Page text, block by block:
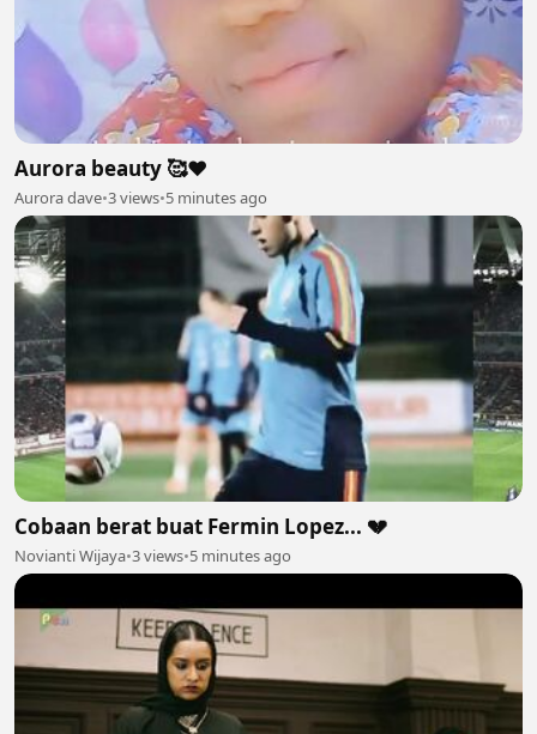
Aurora beauty 🥰❤
Aurora dave•3 views•5 minutes ago
Cobaan berat buat Fermin Lopez... 💔
Novianti Wijaya•3 views•5 minutes ago